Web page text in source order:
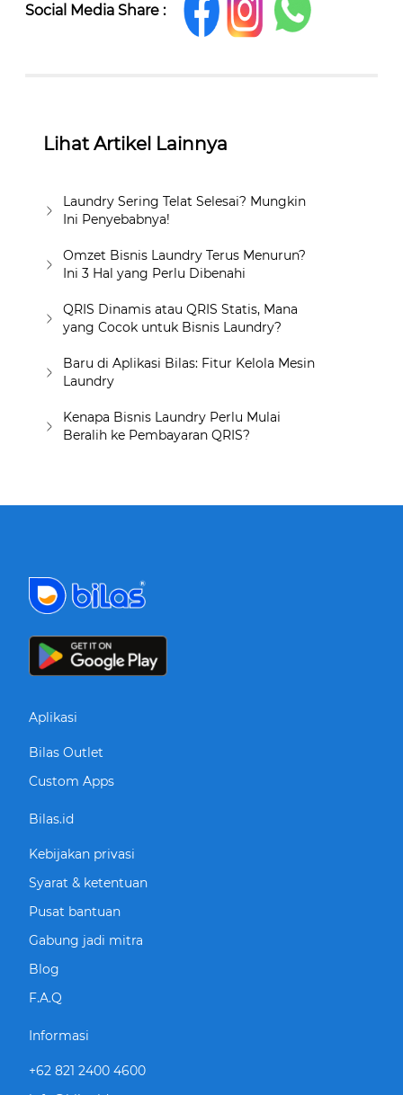
Social Media Share :
Lihat Artikel Lainnya
Laundry Sering Telat Selesai? Mungkin
Ini Penyebabnya!
Omzet Bisnis Laundry Terus Menurun?
Ini 3 Hal yang Perlu Dibenahi
QRIS Dinamis atau QRIS Statis, Mana
yang Cocok untuk Bisnis Laundry?
Baru di Aplikasi Bilas: Fitur Kelola Mesin
Laundry
Kenapa Bisnis Laundry Perlu Mulai
Beralih ke Pembayaran QRIS?
Aplikasi
Bilas Outlet
Custom Apps
Bilas.id
Kebijakan privasi
Syarat & ketentuan
Pusat bantuan
Gabung jadi mitra
Blog
F.A.Q
Informasi
+62 821 2400 4600